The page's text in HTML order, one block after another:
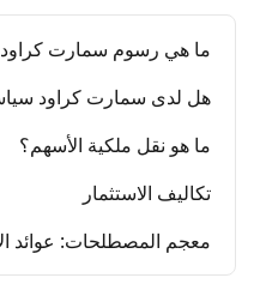
ما هي رسوم سمارت
هل لدى سمارت كراود
ما هو نقل ملكية الأسهم؟
تكاليف الاستثمار
معجم المصطلحات: عوائد